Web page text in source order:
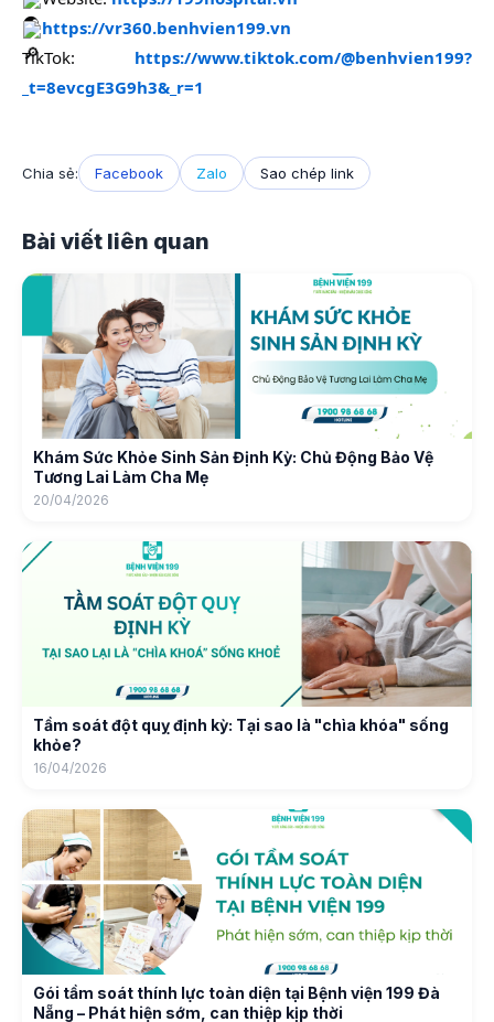
https://vr360.benhvien199.vn
TikTok: https://www.tiktok.com/@benhvien199?
_t=8evcgE3G9h3&_r=1
Chia sẻ: Facebook Zalo Sao chép link
Bài viết liên quan
Khám Sức Khỏe Sinh Sản Định Kỳ: Chủ Động Bảo Vệ
Tương Lai Làm Cha Mẹ
20/04/2026
Tầm soát đột quỵ định kỳ: Tại sao là "chìa khóa" sống
khỏe?
16/04/2026
Gói tầm soát thính lực toàn diện tại Bệnh viện 199 Đà
Nẵng – Phát hiện sớm, can thiệp kịp thời